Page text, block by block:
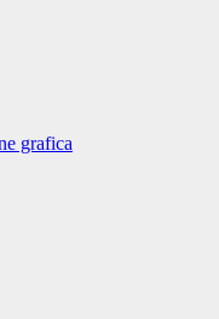
grafica